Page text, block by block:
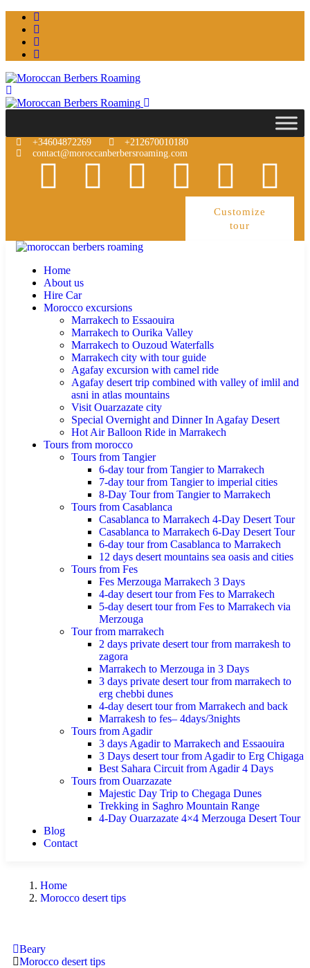
+34604872269
+212670010180
contact@moroccanberbersroaming.com
Customize
tour
Home
About us
Hire Car
Morocco excursions
Marrakech to Essaouira
Marrakech to Ourika Valley
Marrakech to Ouzoud Waterfalls
Marrakech city with tour guide
Agafay excursion with camel ride
Agafay desert trip combined with valley of imlil and
asni in atlas mountains
Visit Ouarzazate city
Special Overnight and Dinner In Agafay Desert
Hot Air Balloon Ride in Marrakech
Tours from morocco
Tours from Tangier
6-day tour from Tangier to Marrakech
7-day tour from Tangier to imperial cities
8-Day Tour from Tangier to Marrakech
Tours from Casablanca
Casablanca to Marrakech 4-Day Desert Tour
Casablanca to Marrakech 6-Day Desert Tour
6-day tour from Casablanca to Marrakech
12 days desert mountains sea oasis and cities
Tours from Fes
Fes Merzouga Marrakech 3 Days
4-day desert tour from Fes to Marrakech
5-day desert tour from Fes to Marrakech via
Merzouga
Tour from marrakech
2 days private desert tour from marrakesh to
zagora
Marrakech to Merzouga in 3 Days
3 days private desert tour from marrakech to
erg chebbi dunes
4-day desert tour from Marrakech and back
Marrakesh to fes– 4days/3nights
Tours from Agadir
3 days Agadir to Marrakech and Essaouira
3 Days desert tour from Agadir to Erg Chigaga
Best Sahara Circuit from Agadir 4 Days
Tours from Ouarzazate
Majestic Day Trip to Chegaga Dunes
Trekking in Saghro Mountain Range
4-Day Ouarzazate 4×4 Merzouga Desert Tour
Blog
Contact
Home
Morocco desert tips
Beary
Morocco desert tips